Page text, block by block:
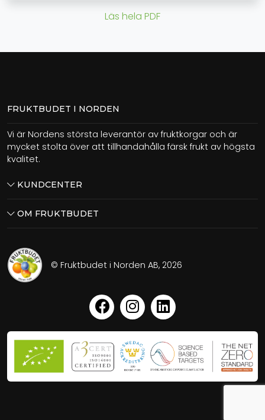
Läs hela PDF
FRUKTBUDET I NORDEN
Vi är Nordens största leverantör av fruktkorgar och är
mycket stolta över att tillhandahålla färsk frukt av högsta
kvalitet.
KUNDCENTER
OM FRUKTBUDET
© Fruktbudet i Norden AB, 2026